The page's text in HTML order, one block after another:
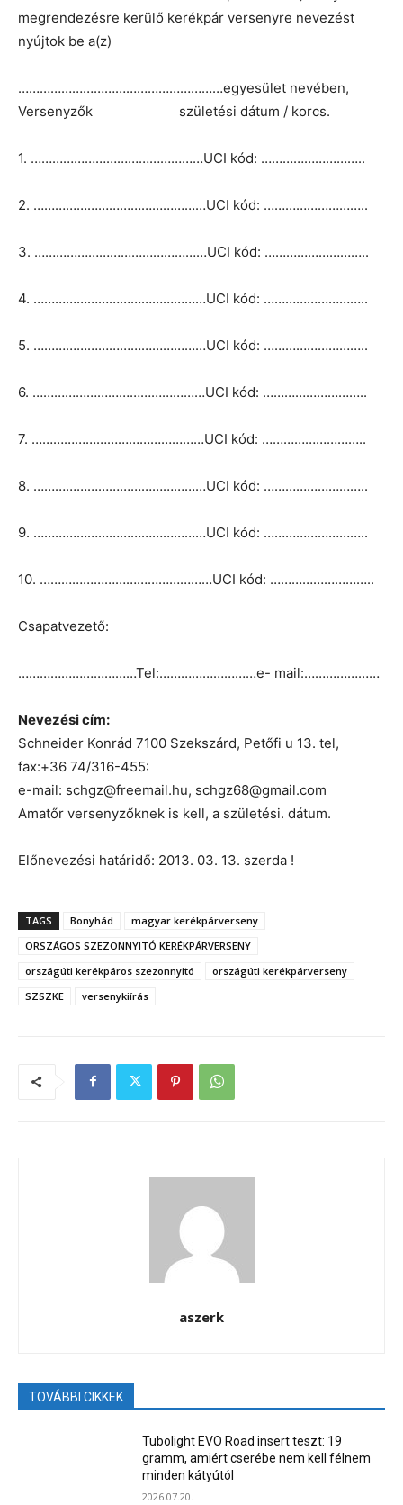
megrendezésre kerülő kerékpár versenyre nevezést
nyújtok be a(z)
…………………………………………………egyesület nevében,
Versenyzők születési dátum / korcs.
1. …………………………………………UCI kód: ………………………..
2. …………………………………………UCI kód: ………………………..
3. …………………………………………UCI kód: ………………………..
4. …………………………………………UCI kód: ………………………..
5. …………………………………………UCI kód: ………………………..
6. …………………………………………UCI kód: ………………………..
7. …………………………………………UCI kód: ………………………..
8. …………………………………………UCI kód: ………………………..
9. …………………………………………UCI kód: ………………………..
10. …………………………………………UCI kód: ………………………..
Csapatvezető:
……………………………Tel:………………………e- mail:…………………
Nevezési cím:
Schneider Konrád 7100 Szekszárd, Petőfi u 13. tel,
fax:+36 74/316-455:
e-mail: schgz@freemail.hu, schgz68@gmail.com
Amatőr versenyzőknek is kell, a születési. dátum.
Előnevezési határidő: 2013. 03. 13. szerda !
TAGS Bonyhád
magyar kerékpárverseny
ORSZÁGOS SZEZONNYITÓ KERÉKPÁRVERSENY
országúti kerékpáros szezonnyitó
országúti kerékpárverseny
SZSZKE
versenykiírás
aszerk
TOVÁBBI CIKKEK
Tubolight EVO Road insert teszt: 19
gramm, amiért cserébe nem kell félnem
minden kátyútól
2026.07.20.